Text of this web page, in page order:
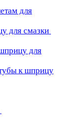
для
для смазки
для
к шприцу